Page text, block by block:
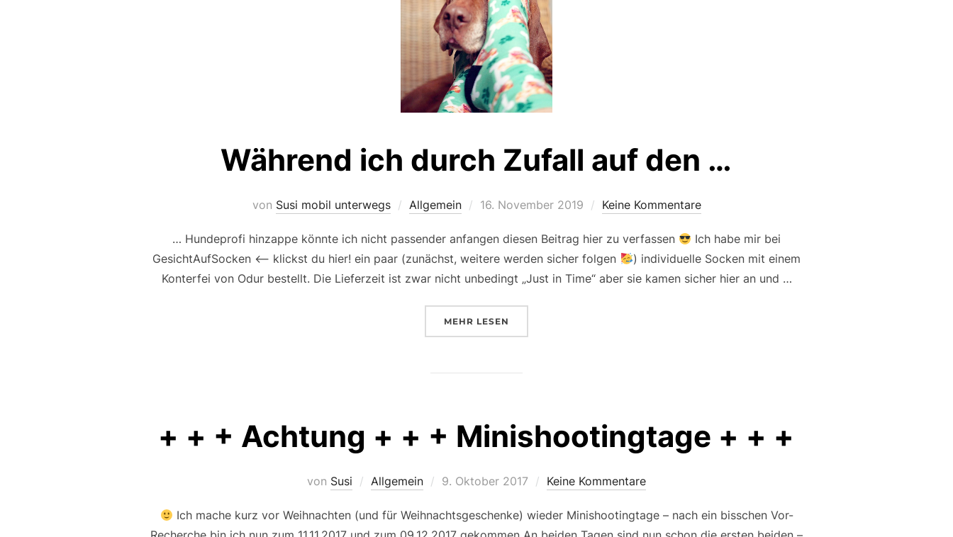
Während ich durch Zufall auf den …
von Susi mobil unterwegs Allgemein
Veröffentlicht
16. November 2019 Keine Kommentare
… Hundeprofi hinzappe könnte ich nicht passender anfangen diesen Beitrag hier zu verfassen
Ich habe mir bei
GesichtAufSocken <— klickst du hier! ein paar (zunächst, weitere werden sicher folgen
) individuelle Socken mit einem
Konterfei von Odur bestellt. Die Lieferzeit ist zwar nicht unbedingt „Just in Time“ aber sie kamen sicher hier an und …
MEHR ÜBER „WÄHREND ICH DURCH ZUFALL AUF DEN …“
LESEN
+ + + Achtung + + + Minishootingtage + + +
von Susi Allgemein
Veröffentlicht
9. Oktober 2017 Keine Kommentare
Ich mache kurz vor Weihnachten (und für Weihnachtsgeschenke) wieder Minishootingtage – nach ein bisschen Vor-